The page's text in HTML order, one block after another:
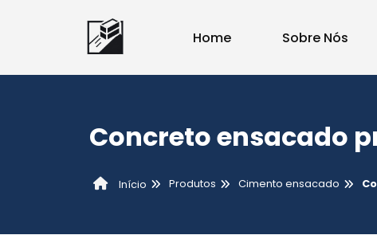
Home Sobre Nós
Concreto ensacado
Início Produtos Cimento ensacado